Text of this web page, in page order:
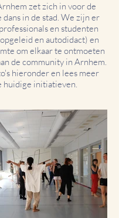
zet zich in voor de
in de stad. We zijn er
en studenten
en autodidact) en
om elkaar te ontmoeten
de community in Arnhem.
hieronder en lees meer
huidige initiatieven.